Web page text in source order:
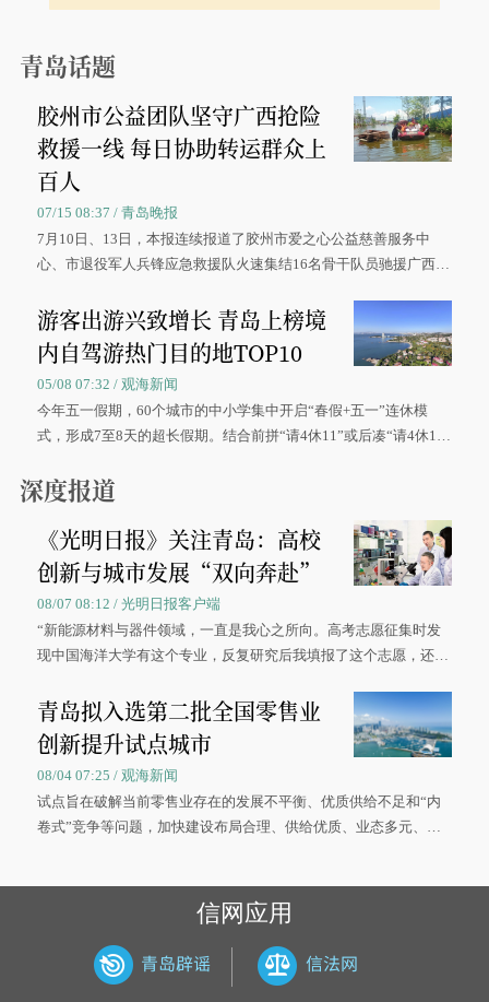
青岛话题
胶州市公益团队坚守广西抢险
救援一线 每日协助转运群众上
百人
07/15 08:37 / 青岛晚报
7月10日、13日，本报连续报道了胶州市爱之心公益慈善服务中
心、市退役军人兵锋应急救援队火速集结16名骨干队员驰援广西灾
游客出游兴致增长 青岛上榜境
内自驾游热门目的地TOP10
05/08 07:32 / 观海新闻
今年五一假期，60个城市的中小学集中开启“春假+五一”连休模
式，形成7至8天的超长假期。结合前拼“请4休11”或后凑“请4休1
深度报道
《光明日报》关注青岛：高校
创新与城市发展“双向奔赴”
08/07 08:12 / 光明日报客户端
“新能源材料与器件领域，一直是我心之所向。高考志愿征集时发
现中国海洋大学有这个专业，反复研究后我填报了这个志愿，还真
大学材料科学与工程学院材料类专业的录取通知书。
青岛拟入选第二批全国零售业
创新提升试点城市
08/04 07:25 / 观海新闻
试点旨在破解当前零售业存在的发展不平衡、优质供给不足和“内
卷式”竞争等问题，加快建设布局合理、供给优质、业态多元、智
信网应用